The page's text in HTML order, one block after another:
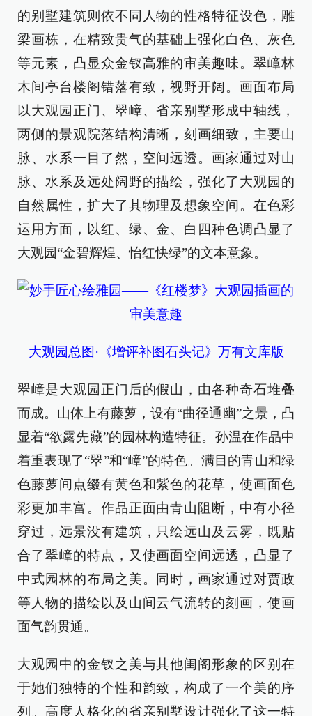
的别墅建筑则依不同人物的性格特征设色，雕
梁画栋，在精致贵气的基础上强化白色、灰色
等元素，凸显众金钗高雅的审美趣味。翠嶂林
木间亭台楼阁错落有致，视野开阔。画面布局
以大观园正门、翠嶂、省亲别墅形成中轴线，
两侧的景观院落结构清晰，刻画细致，主要山
脉、水系一目了然，空间远透。画家通过对山
脉、水系及远处阔野的描绘，强化了大观园的
自然属性，扩大了其物理及想象空间。在色彩
运用方面，以红、绿、金、白四种色调凸显了
大观园“金碧辉煌、怡红快绿”的文本意象。
大观园总图·《增评补图石头记》万有文库版
翠嶂是大观园正门后的假山，由各种奇石堆叠
而成。山体上有藤萝，设有“曲径通幽”之景，凸
显着“欲露先藏”的园林构造特征。孙温在作品中
着重表现了“翠”和“嶂”的特色。满目的青山和绿
色藤萝间点缀有黄色和紫色的花草，使画面色
彩更加丰富。作品正面由青山阻断，中有小径
穿过，远景没有建筑，只绘远山及云雾，既贴
合了翠嶂的特点，又使画面空间远透，凸显了
中式园林的布局之美。同时，画家通过对贾政
等人物的描绘以及山间云气流转的刻画，使画
面气韵贯通。
大观园中的金钗之美与其他闺阁形象的区别在
于她们独特的个性和韵致，构成了一个美的序
列。高度人格化的省亲别墅设计强化了这一特